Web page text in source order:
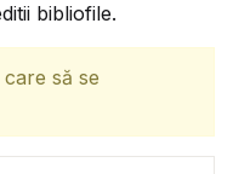
bibliofile.
să se